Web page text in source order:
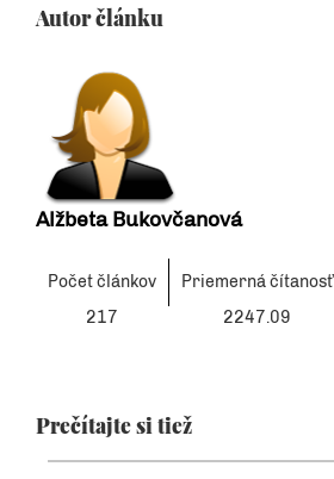
Autor článku
Alžbeta Bukovčanová
Počet článkov
Priemerná čítanosť
217
2247.09
Prečítajte si tiež